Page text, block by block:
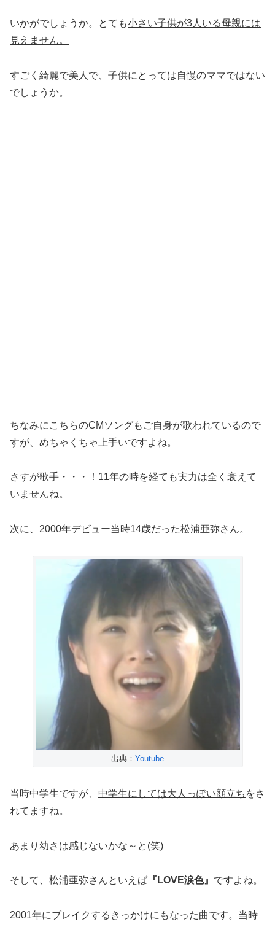
いかがでしょうか。とても小さい子供が3人いる母親には
見えません。
すごく綺麗で美人で、子供にとっては自慢のママではない
でしょうか。
ちなみにこちらのCMソングもご自身が歌われているので
すが、めちゃくちゃ上手いですよね。
さすが歌手・・・！11年の時を経ても実力は全く衰えて
いませんね。
次に、2000年デビュー当時14歳だった松浦亜弥さん。
出典： Youtube
当時中学生ですが、 中学生にしては大人っぽい顔立ち をさ
れてますね。
あまり幼さは感じないかな～と(笑)
そして、松浦亜弥さんといえば 『LOVE涙色』 ですよね。
2001年にブレイクするきっかけにもなった曲です。当時